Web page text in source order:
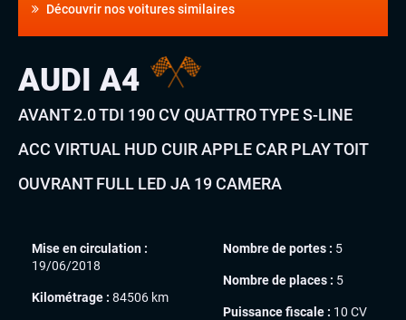
Découvrir nos voitures similaires
AUDI A4
AVANT 2.0 TDI 190 CV QUATTRO TYPE S-LINE
ACC VIRTUAL HUD CUIR APPLE CAR PLAY TOIT
OUVRANT FULL LED JA 19 CAMERA
Mise en circulation :
19/06/2018
Kilométrage : 84506 km
Nombre de portes : 5
Nombre de places : 5
Puissance fiscale : 10 CV